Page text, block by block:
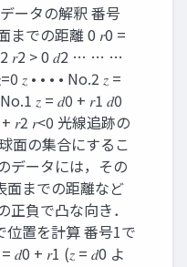
ータの解釈 番号
までの距離 0 𝑟0 =
2 𝑟2 > 0 𝑑2 … … …
𝑧 • • • • No.2 𝑧 =
𝑧 = 𝑑0 + 𝑟1 𝑑0
𝑟2 𝑟<0 光線追跡の
面の集合にするこ
データには，その
面までの距離など
負で凸な向き．
位置を計算 番号1で
𝑑0 + 𝑟1 (𝑧 = 𝑑0 よ